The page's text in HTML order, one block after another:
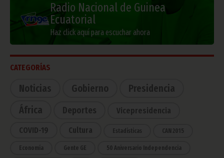
Radio Nacional de Guinea
Ecuatorial
Haz click aquí para escuchar ahora
CATEGORÍAS
Noticias Gobierno
Presidencia
África
Deportes Vicepresidencia
COVID-19 Cultura Estadísticas CAN 2015
Economía Gente GE 50 Aniversario Independencia